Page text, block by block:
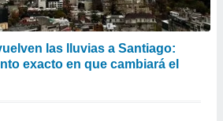
las lluvias a Santiago:
exacto en que cambiará el